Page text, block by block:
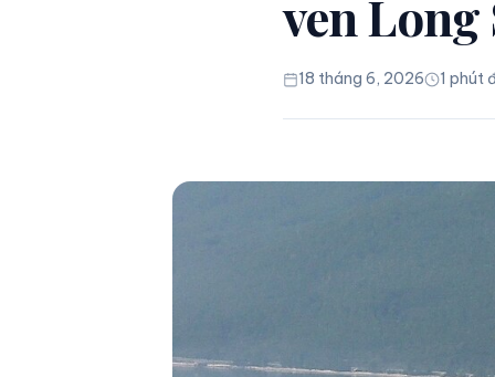
ven Long
18 tháng 6, 2026 1 phút